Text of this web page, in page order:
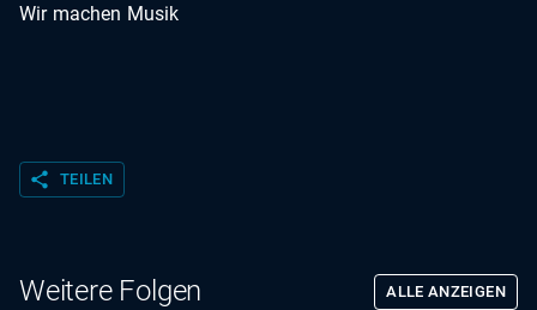
Wir machen Musik
share TEILEN
Weitere Folgen ALLE ANZEIGEN